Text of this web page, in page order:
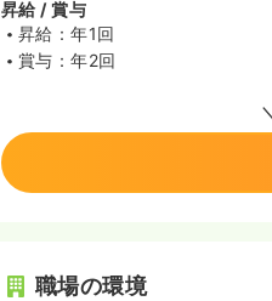
昇給 / 賞与
昇給：年1回
賞与：年2回
職場の環境